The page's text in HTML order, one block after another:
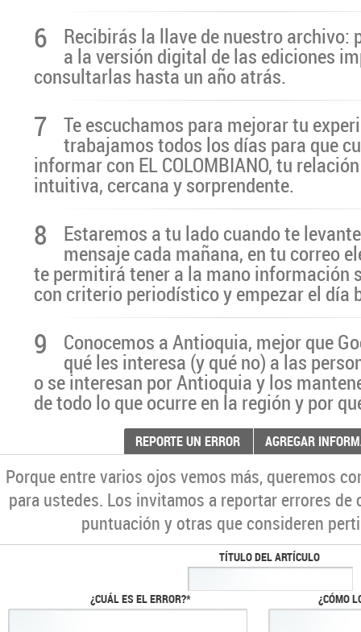
6 Recibirás la llave de nuestro archivo:
a la versión digital de las ediciones
consultarlas hasta un año atrás.
7 Te escuchamos para mejorar tu
trabajamos todos los días para que
informar con EL COLOMBIANO, tu
intuitiva, cercana y sorprendente.
8 Estaremos a tu lado cuando te
mensaje cada mañana, en tu correo
te permitirá tener a la mano información
con criterio periodístico y empezar el día
9 Conocemos a Antioquia, mejor que
qué les interesa (y qué no) a las
o se interesan por Antioquia y los
de todo lo que ocurre en la región y por
REPORTE UN ERROR AGREGAR
Porque entre varios ojos vemos más, queremos
para ustedes. Los invitamos a reportar errores
puntuación y otras que consideren
TÍTULO DEL ARTÍCULO
¿CUÁL ES EL ERROR?* ¿CÓMO